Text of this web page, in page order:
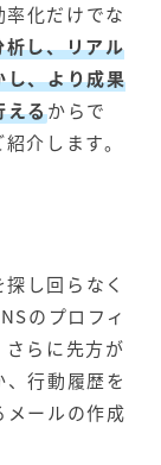
化だけでな
析し、リアル
し、より成果
えるからで
介します。
し回らなく
のプロフィ
らに先方が
行動履歴を
ールの作成